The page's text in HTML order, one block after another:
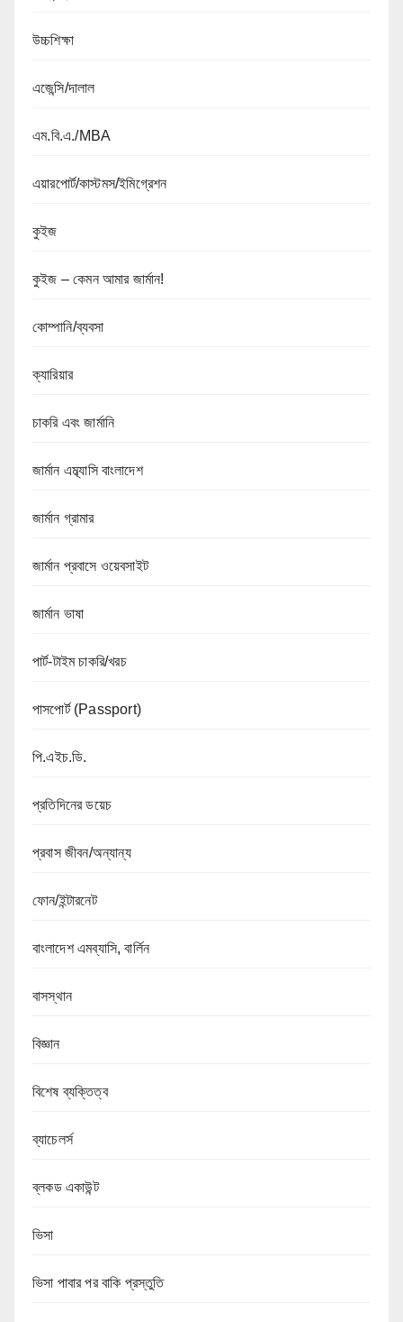
উচ্চশিক্ষা
এজেন্সি/দালাল
এম.বি.এ./MBA
এয়ারপোর্ট/কাস্টমস/ইমিগ্রেশন
কুইজ
কুইজ – কেমন আমার জার্মান!
কোম্পানি/ব্যবসা
ক্যারিয়ার
চাকরি এবং জার্মানি
জার্মান এম্ব্যাসি বাংলাদেশ
জার্মান গ্রামার
জার্মান প্রবাসে ওয়েবসাইট
জার্মান ভাষা
পার্ট-টাইম চাকরি/খরচ
পাসপোর্ট (Passport)
পি.এইচ.ডি.
প্রতিদিনের ডয়েচ
প্রবাস জীবন/অন্যান্য
ফোন/ইন্টারনেট
বাংলাদেশ এমব্যাসি, বার্লিন
বাসস্থান
বিজ্ঞান
বিশেষ ব্যক্তিত্ব
ব্যাচেলর্স
ব্লকড একাউন্ট
ভিসা
ভিসা পাবার পর বাকি প্রস্তুতি